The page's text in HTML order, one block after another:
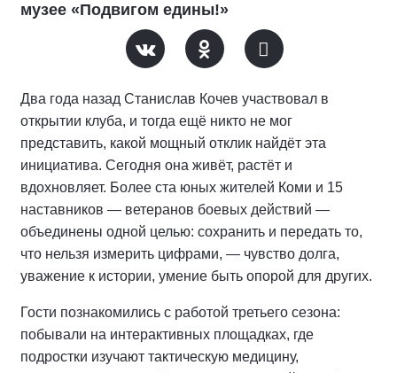
музее «Подвигом едины!»
Два года назад Станислав Кочев участвовал в
открытии клуба, и тогда ещё никто не мог
представить, какой мощный отклик найдёт эта
инициатива. Сегодня она живёт, растёт и
вдохновляет. Более ста юных жителей Коми и 15
наставников — ветеранов боевых действий —
объединены одной целью: сохранить и передать то,
что нельзя измерить цифрами, — чувство долга,
уважение к истории, умение быть опорой для других.
Гости познакомились с работой третьего сезона:
побывали на интерактивных площадках, где
подростки изучают тактическую медицину,